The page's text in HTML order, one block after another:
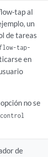
tap al
un
de tareas
tap-
en
opción no se
de